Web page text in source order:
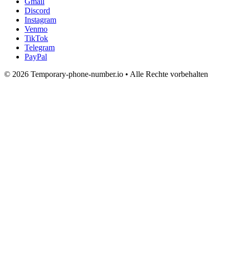
Discord
Instagram
Venmo
TikTok
Telegram
PayPal
© 2026 Temporary-phone-number.io • Alle Rechte vorbehalten